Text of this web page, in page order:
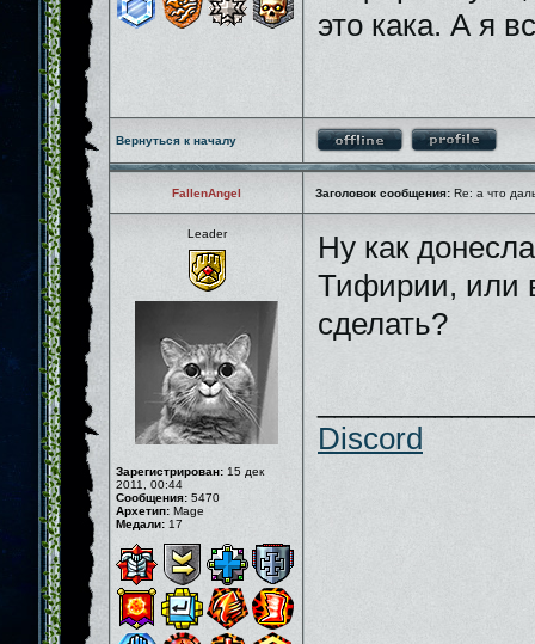
это кака. А я
Вернуться к началу
FallenAngel Заголовок сообщения: Re: а что
Leader
Зарегистрирован: 15 дек
2011, 00:44
Сообщения: 5470
Архетип: Mage
Медали: 17
Ну как
Тифирии, или
сделать?
Discord